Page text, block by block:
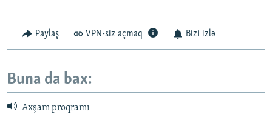
Paylaş VPN-siz açmaq Bizi izlə
Buna da bax:
Axşam proqramı